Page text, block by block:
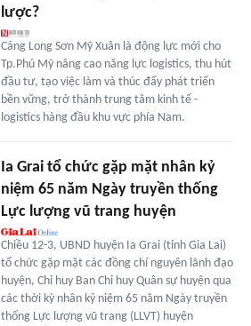
lược?
Cảng Long Sơn Mỹ Xuân là động lực mới cho
Tp.Phú Mỹ nâng cao năng lực logistics, thu hút
đầu tư, tạo việc làm và thúc đẩy phát triển
bền vững, trở thành trung tâm kinh tế -
logistics hàng đầu khu vực phía Nam.
Ia Grai tổ chức gặp mặt nhân kỷ
niệm 65 năm Ngày truyền thống
Lực lượng vũ trang huyện
Chiều 12-3, UBND huyện Ia Grai (tỉnh Gia Lai)
tổ chức gặp mặt các đồng chí nguyên lãnh đạo
huyện, Chỉ huy Ban Chỉ huy Quân sự huyện qua
các thời kỳ nhân kỷ niệm 65 năm Ngày truyền
thống Lực lượng vũ trang (LLVT) huyện